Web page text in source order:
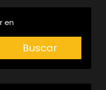
en
Buscar